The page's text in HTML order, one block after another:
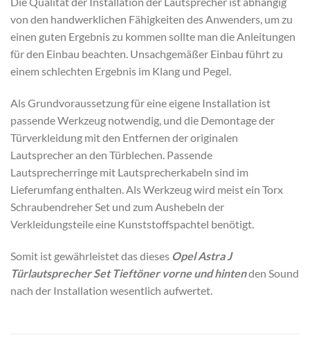
von den handwerklichen Fähigkeiten des Anwenders, um zu
einen guten Ergebnis zu kommen sollte man die Anleitungen
für den Einbau beachten. Unsachgemäßer Einbau führt zu
einem schlechten Ergebnis im Klang und Pegel.
Als Grundvoraussetzung für eine eigene Installation ist
passende Werkzeug notwendig, und die Demontage der
Türverkleidung mit den Entfernen der originalen
Lautsprecher an den Türblechen. Passende
Lautsprecherringe mit Lautsprecherkabeln sind im
Lieferumfang enthalten. Als Werkzeug wird meist ein Torx
Schraubendreher Set und zum Aushebeln der
Verkleidungsteile eine Kunststoffspachtel benötigt.
Somit ist gewährleistet das dieses Opel Astra J
Türlautsprecher Set Tieftöner vorne und hintenden Sound
nach der Installation wesentlich aufwertet.